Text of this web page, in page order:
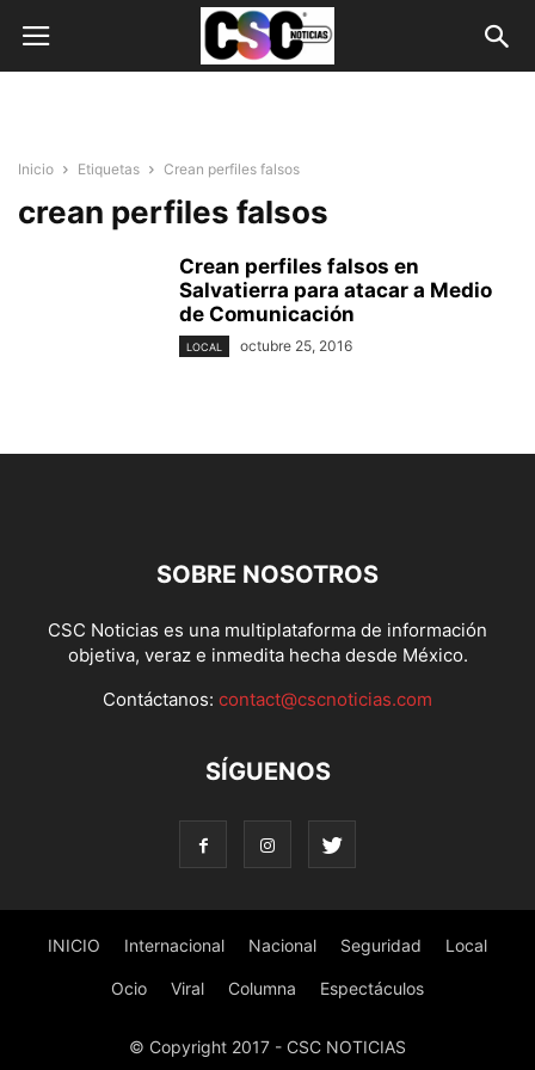
Inicio Etiquetas Crean perfiles falsos
crean perfiles falsos
Crean perfiles falsos en
Salvatierra para atacar a Medio
de Comunicación
LOCAL octubre 25, 2016
SOBRE NOSOTROS
CSC Noticias es una multiplataforma de información
objetiva, veraz e inmedita hecha desde México.
Contáctanos: contact@cscnoticias.com
SÍGUENOS
INICIO Internacional Nacional Seguridad Local
Ocio Viral Columna Espectáculos
© Copyright 2017 - CSC NOTICIAS